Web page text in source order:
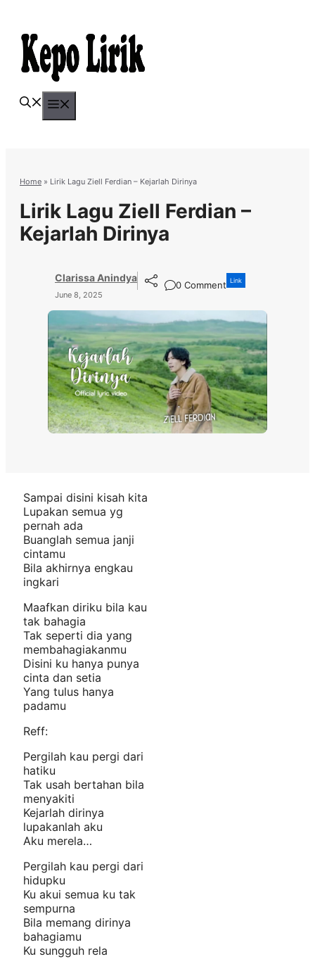
content
Home » Lirik Lagu Ziell Ferdian – Kejarlah Dirinya
Lirik Lagu Ziell Ferdian –
Kejarlah Dirinya
Clarissa Anindya
June 8, 2025
0 Comment Link
Sampai disini kisah kita
Lupakan semua yg
pernah ada
Buanglah semua janji
cintamu
Bila akhirnya engkau
ingkari
Maafkan diriku bila kau
tak bahagia
Tak seperti dia yang
membahagiakanmu
Disini ku hanya punya
cinta dan setia
Yang tulus hanya
padamu
Reff:
Pergilah kau pergi dari
hatiku
Tak usah bertahan bila
menyakiti
Kejarlah dirinya
lupakanlah aku
Aku merela…
Pergilah kau pergi dari
hidupku
Ku akui semua ku tak
sempurna
Bila memang dirinya
bahagiamu
Ku sungguh rela